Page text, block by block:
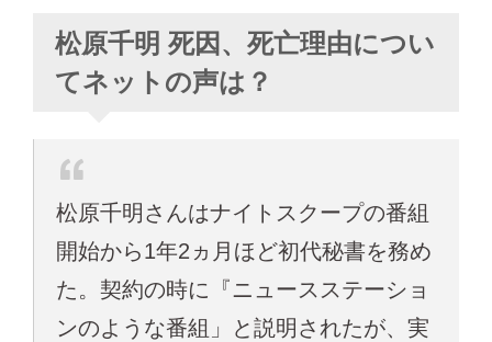
松原千明 死因、死亡理由につい
てネットの声は？
松原千明さんはナイトスクープの番組
開始から1年2ヵ月ほど初代秘書を務め
た。契約の時に『ニュースステーショ
ンのような番組」と説明されたが、実